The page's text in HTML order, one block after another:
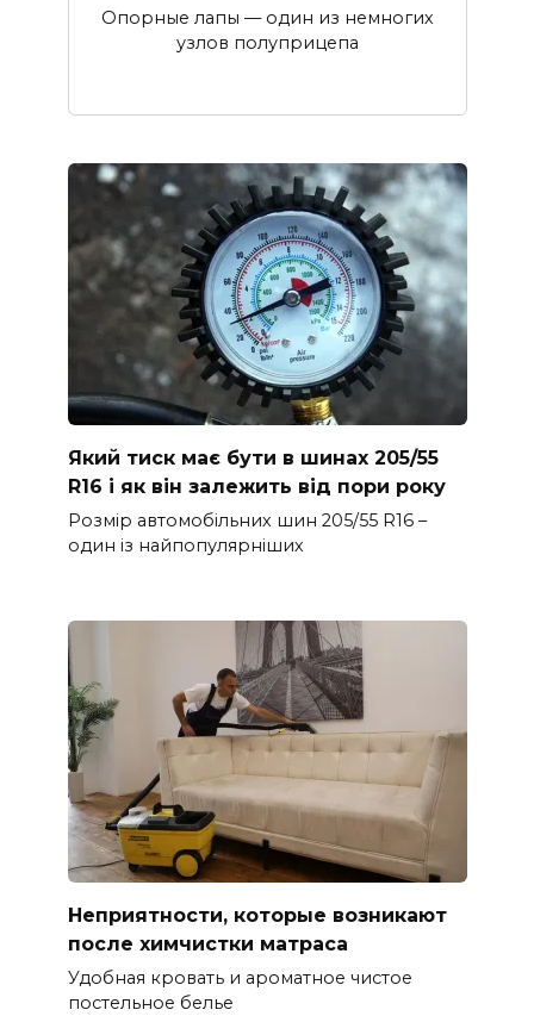
Опорные лапы — один из немногих
узлов полуприцепа
Який тиск має бути в шинах 205/55
R16 і як він залежить від пори року
Розмір автомобільних шин 205/55 R16 –
один із найпопулярніших
Неприятности, которые возникают
после химчистки матраса
Удобная кровать и ароматное чистое
постельное белье